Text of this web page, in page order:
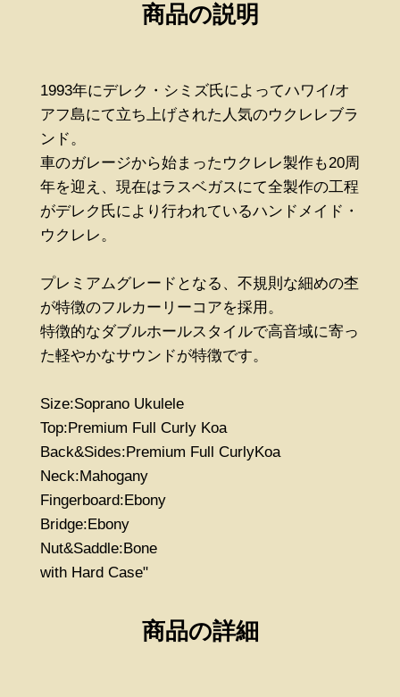
商品の説明
1993年にデレク・シミズ氏によってハワイ/オ
アフ島にて立ち上げされた人気のウクレレブラ
ンド。
車のガレージから始まったウクレレ製作も20周
年を迎え、現在はラスベガスにて全製作の工程
がデレク氏により行われているハンドメイド・
ウクレレ。
プレミアムグレードとなる、不規則な細めの杢
が特徴のフルカーリーコアを採用。
特徴的なダブルホールスタイルで高音域に寄っ
た軽やかなサウンドが特徴です。
Size:Soprano Ukulele
Top:Premium Full Curly Koa
Back&Sides:Premium Full CurlyKoa
Neck:Mahogany
Fingerboard:Ebony
Bridge:Ebony
Nut&Saddle:Bone
with Hard Case"
商品の詳細